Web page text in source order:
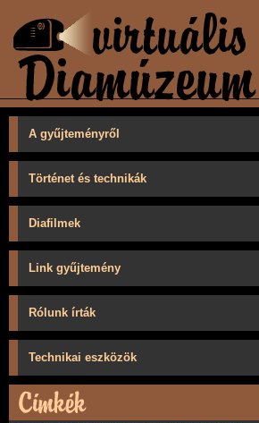
A gyűjteményről
Történet és technikák
Diafilmek
Link gyűjtemény
Rólunk írták
Technikai eszközök